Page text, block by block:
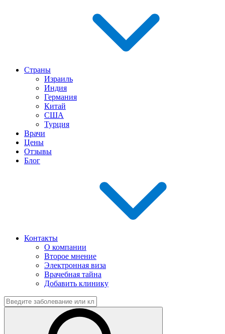
Страны
Израиль
Индия
Германия
Китай
США
Турция
Врачи
Цены
Отзывы
Блог
Контакты
О компании
Второе мнение
Электронная виза
Врачебная тайна
Добавить клинику